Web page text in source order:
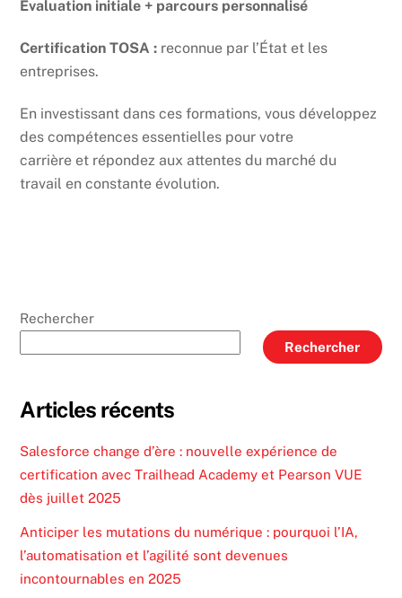
Évaluation initiale + parcours personnalisé
Certification TOSA : reconnue par l’État et les
entreprises.
En investissant dans ces formations, vous développez
des compétences essentielles pour votre
carrière et répondez aux attentes du marché du
travail en constante évolution.
Rechercher
Rechercher
Articles récents
Salesforce change d’ère : nouvelle expérience de
certification avec Trailhead Academy et Pearson VUE
dès juillet 2025
Anticiper les mutations du numérique : pourquoi l’IA,
l’automatisation et l’agilité sont devenues
incontournables en 2025